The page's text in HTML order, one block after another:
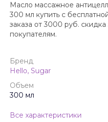
Масло массажное
300 мл купить с
заказа от 3000 руб.
покупателям.
Бренд
Hello, Sugar
Объем
300 мл
Все характеристики